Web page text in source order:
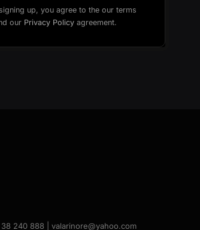
up, you agree to the our terms
our Privacy Policyagreement.
240 888 | valarinore@yahoo.com